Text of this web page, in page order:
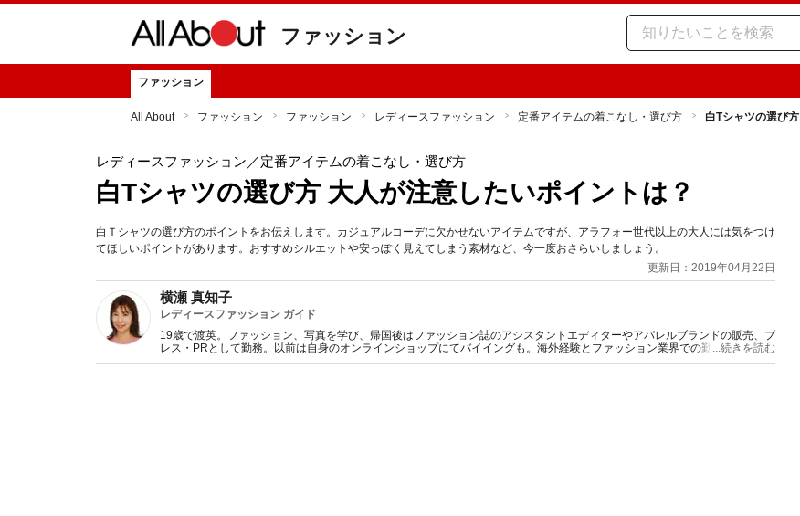
ファッション
ファッション
All About ファッション ファッション レディースファッション 定番アイテムの着こなし・選び方 白Tシャツの選び
レディースファッション ／定番アイテムの着こなし・選び方
白Tシャツの選び方 大人が注意したいポイントは？
白Ｔシャツの選び方のポイントをお伝えします。カジュアルコーデに欠かせないアイテムですが、アラフォー世代以上の大人には気をつけ
てほしいポイントがあります。おすすめシルエットや安っぽく見えてしまう素材など、今一度おさらいしましょう。
更新日：2019年04月22日
横瀬 真知子
レディースファッション ガイド
19歳で渡英。ファッション、写真を学び、帰国後はファッション誌のアシスタントエディターやアパレルブランドの販売、プ
レス・PRとして勤務。以前は自身のオンラインショップにてバイイングも。海外経験とファッション業界での勤務経験から
得た知識をもとに、フレッシュなファッション情報をご提供します。
...続きを読む